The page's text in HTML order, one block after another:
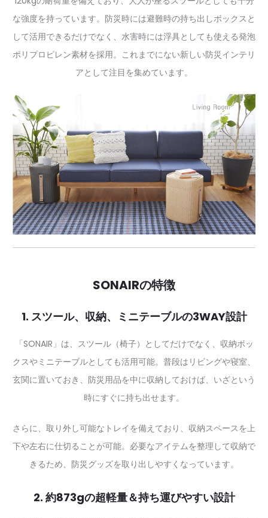
な強度を持っています。防災時には避難時の持ち出しボックスと
して活用できるだけでなく、水害時には浮具としても使える発泡
ポリプロピレン素材を採用。これまでにない新しい防災インテリ
アとして注目を集めています。
SONAIRの特徴
1. スツール、収納、ミニテーブルの3WAY設計
「SONAIR」は、スツール（椅子）としてだけでなく、収納ボッ
クスやミニテーブルとしても活用可能。普段はリビングや寝室、
玄関に置いておき、防災用品を中に収納しておけば、いざという
時にすぐに持ち出せます。
さらに、取り外し可能なトレイを備えており、収納スペースを上
下や左右に仕切ることが可能。必要なアイテムを整理して収納で
きるため、防災グッズを取り出しやすくなっています。
2. 約873gの超軽量＆持ち運びやすい設計